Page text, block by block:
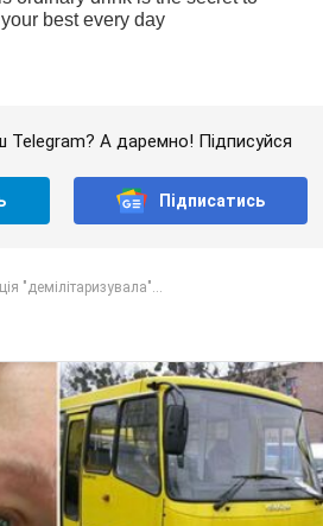
А даремно! Підписуйся
Підписатись
"демілітаризувала"...